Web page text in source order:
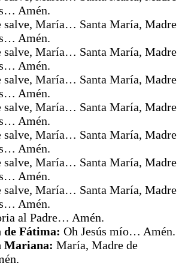
Amén.
salve, María… Santa María, Madre
Amén.
salve, María… Santa María, Madre
Amén.
salve, María… Santa María, Madre
Amén.
salve, María… Santa María, Madre
Amén.
salve, María… Santa María, Madre
Amén.
salve, María… Santa María, Madre
Amén.
salve, María… Santa María, Madre
Amén.
al Padre… Amén.
Fátima: Oh Jesús mío… Amén.
Mariana: María, Madre de